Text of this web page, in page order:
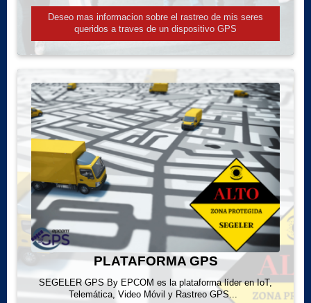
Deseo mas informacion sobre el rastreo de mis seres
queridos a traves de un dispositivo GPS
PLATAFORMA GPS
SEGELER GPS By EPCOM es la plataforma líder en IoT,
Telemática, Video Móvil y Rastreo GPS...